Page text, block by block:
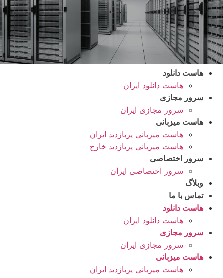
هاست دانلود
هاست دانلود ایران
سرور مجازی
سرور مجازی ایران
هاست میزبانی
هاست میزبانی پربازدید ایران
هاست میزبانی پربازدید خارج
سرور اختصاصی
سرور اختصاصی ایران
وبلاگ
تماس با ما
هاست دانلود
هاست دانلود ایران
سرور مجازی
سرور مجازی ایران
هاست میزبانی
هاست میزبانی پربازدید ایران